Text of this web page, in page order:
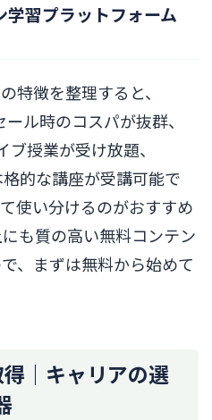
習プラットフォーム
特徴を整理すると、
ル時のコスパが抜群、
授業が受け放題、
的な講座が受講可能で
使い分けるのがおすすめ
も質の高い無料コンテン
、まずは無料から始めて
得｜キャリアの選